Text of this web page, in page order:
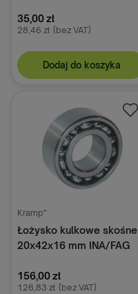
35,00 zł
28,46 zł (bez VAT)
Dodaj do koszyka
Kramp"
Łożysko kulkowe skośne
20x42x16 mm INA/FAG
156,00 zł
126,83 zł (bez VAT)